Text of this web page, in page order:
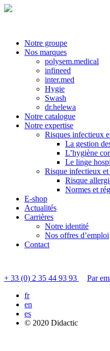
Notre groupe
Nos marques
polysem.medical
infineed
inter.med
Hygie
Swash
dr.helewa
Notre catalogue
Notre expertise
Risques infectieux
La gestion
L’hygiène
Le linge
Risque infectieux
Risque
Normes et
E-shop
Actualités
Carrières
Notre identité
Nos offres d’emploi
Contact
+ 33 (0) 2 35 44 93 93
Par
fr
en
es
© 2020 Didactic